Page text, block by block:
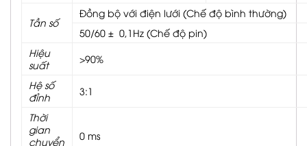
Tần số
Đồng bộ với điện lưới (Chế độ bình thường)
50/60 ± 0,1Hz (Chế độ pin)
Hiệu
suất
>90%
Hệ số
đỉnh
3:1
Thời
gian
chuyển
0 ms